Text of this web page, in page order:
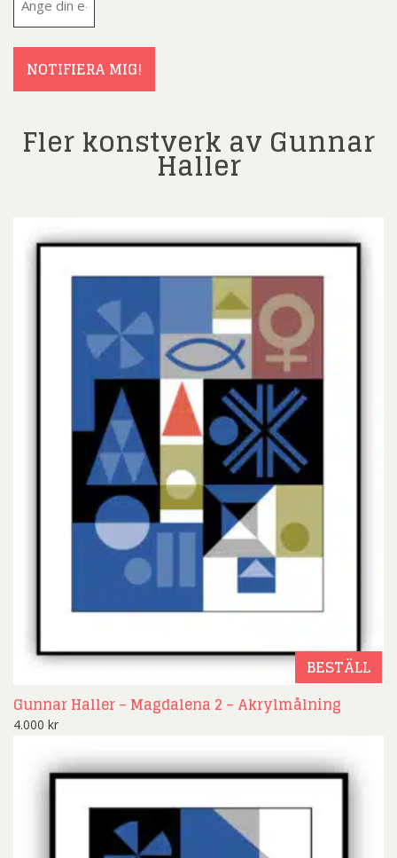
NOTIFIERA MIG!
Fler konstverk av Gunnar
Haller
BESTÄLL
Gunnar Haller – Magdalena 2 – Akrylmålning
4.000 kr